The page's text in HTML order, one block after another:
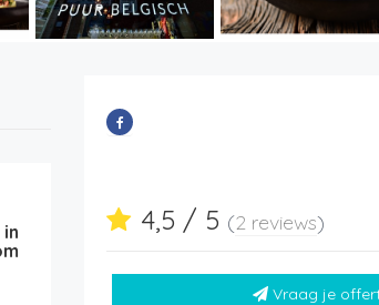
4,5 / 5 (2 reviews)
Vraag je